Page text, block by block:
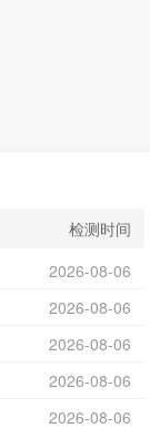
检测时间
2026-08-06
2026-08-06
2026-08-06
2026-08-06
2026-08-06